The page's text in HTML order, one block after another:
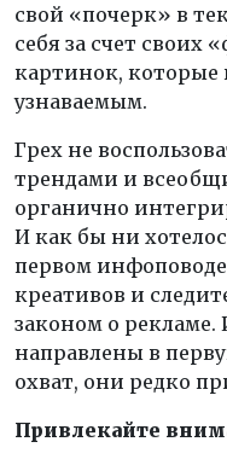
свой «почерк» в
себя за счет своих
картинок, которые
узнаваемым.
Грех не
трендами и
органично
И как бы ни
первом
креативов и
законом о
направлены в
охват, они редко
Привлекайте